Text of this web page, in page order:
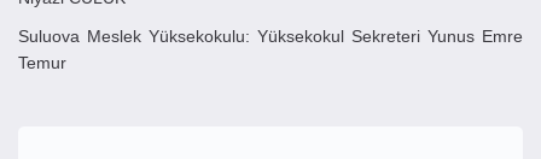
Suluova Meslek Yüksekokulu: Yüksekokul Sekreteri Yunus Emre
Temur